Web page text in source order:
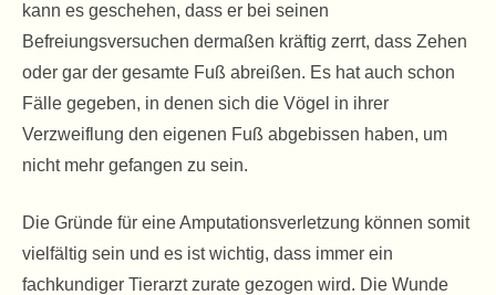
kann es geschehen, dass er bei seinen
Befreiungsversuchen dermaßen kräftig zerrt, dass Zehen
oder gar der gesamte Fuß abreißen. Es hat auch schon
Fälle gegeben, in denen sich die Vögel in ihrer
Verzweiflung den eigenen Fuß abgebissen haben, um
nicht mehr gefangen zu sein.
Die Gründe für eine Amputationsverletzung können somit
vielfältig sein und es ist wichtig, dass immer ein
fachkundiger Tierarzt zurate gezogen wird. Die Wunde